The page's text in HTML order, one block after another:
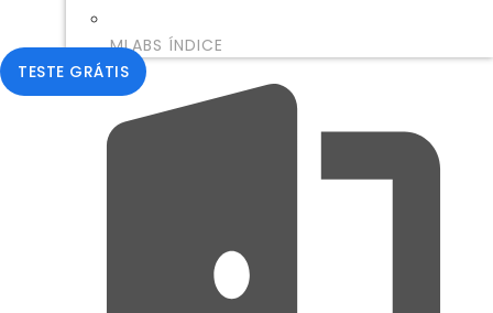
MLABS ÍNDICE
TESTE GRÁTIS